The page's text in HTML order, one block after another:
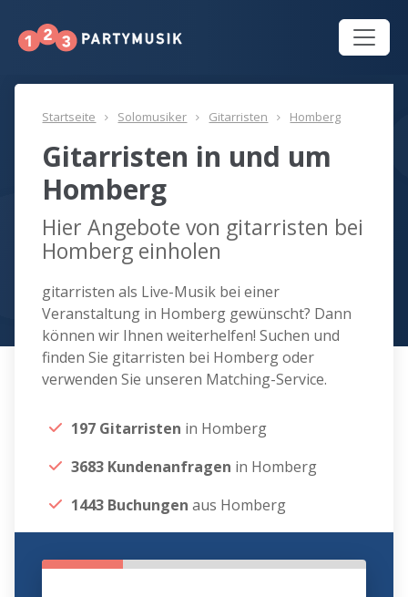
Startseite Solomusiker Gitarristen Homberg
Gitarristen in und um
Homberg
Hier Angebote von gitarristen bei
Homberg einholen
gitarristen als Live-Musik bei einer
Veranstaltung in Homberg gewünscht? Dann
können wir Ihnen weiterhelfen! Suchen und
finden Sie gitarristen bei Homberg oder
verwenden Sie unseren Matching-Service.
197 Gitarristen in Homberg
3683 Kundenanfragen in Homberg
1443 Buchungen aus Homberg